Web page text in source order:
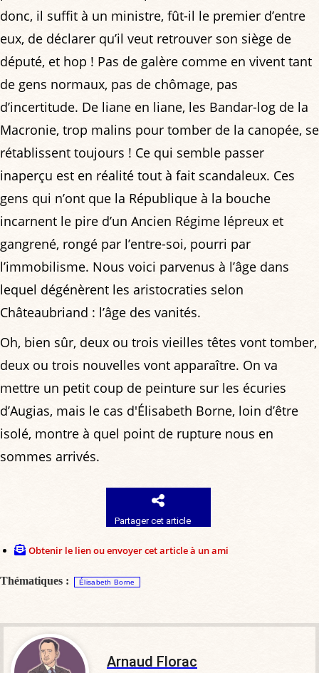
donc, il suffit à un ministre, fût-il le premier d’entre
eux, de déclarer qu’il veut retrouver son siège de
député, et hop ! Pas de galère comme en vivent tant
de gens normaux, pas de chômage, pas
d’incertitude. De liane en liane, les Bandar-log de la
Macronie, trop malins pour tomber de la canopée, se
rétablissent toujours ! Ce qui semble passer
inaperçu est en réalité tout à fait scandaleux. Ces
gens qui n’ont que la République à la bouche
incarnent le pire d’un Ancien Régime lépreux et
gangrené, rongé par l’entre-soi, pourri par
l’immobilisme. Nous voici parvenus à l’âge dans
lequel dégénèrent les aristocraties selon
Châteaubriand : l’âge des vanités.
Oh, bien sûr, deux ou trois vieilles têtes vont tomber,
deux ou trois nouvelles vont apparaître. On va
mettre un petit coup de peinture sur les écuries
d’Augias, mais le cas d'Élisabeth Borne, loin d’être
isolé, montre à quel point de rupture nous en
sommes arrivés.
Partager cet article
Obtenir le lien ou envoyer cet article à un ami
Thématiques : Élisabeth Borne
Arnaud Florac